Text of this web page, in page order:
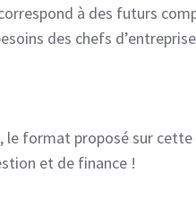
à des futurs
des chefs
le format proposé sur cette
et de finance !